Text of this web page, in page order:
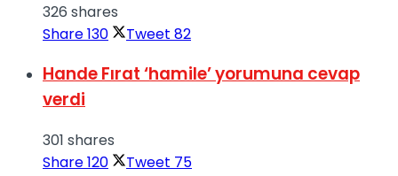
326 shares
Share130 Tweet 82
Hande Fırat ‘hamile’ yorumuna cevap
verdi
301 shares
Share120 Tweet 75